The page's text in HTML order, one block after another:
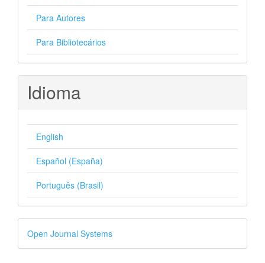
Para Autores
Para Bibliotecários
Idioma
English
Español (España)
Português (Brasil)
Desenvolvido
por
Open Journal Systems